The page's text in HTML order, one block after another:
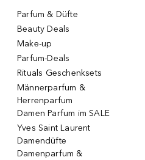
Parfum & Düfte
Beauty Deals
Make-up
Parfum-Deals
Rituals Geschenksets
Männerparfum &
Herrenparfum
Damen Parfum im SALE
Yves Saint Laurent
Damendüfte
Damenparfum &